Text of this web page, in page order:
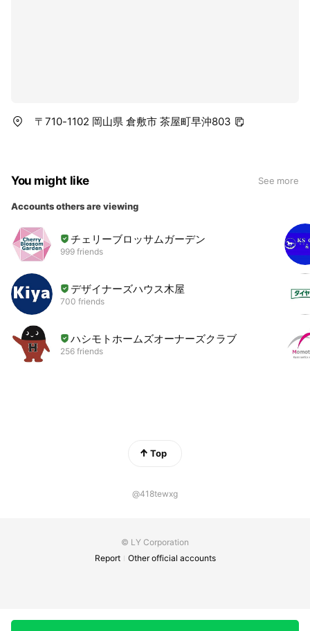
〒710-1102 岡山県 倉敷市 茶屋町早沖803
You might like See more
Accounts others are viewing
チェリーブロッサムガーデン
999 friends
デザイナーズハウス木屋
700 friends
ハシモトホームズオーナーズクラブ
256 friends
Top
@418tewxg
© LY Corporation
Report
Other official accounts